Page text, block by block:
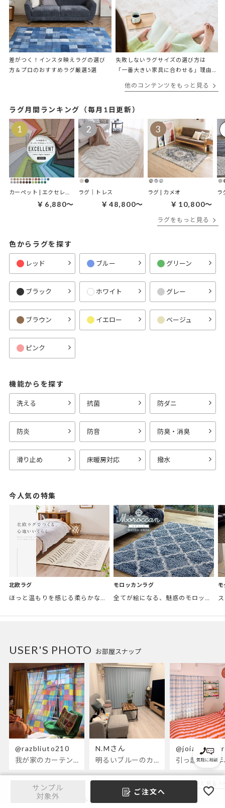
差がつく！インスタ映えラグの選び
方＆プロのおすすめラグ厳選5選
失敗しないラグサイズの選び方は
「一番大きい家具に合わせる」理由
他のコンテンツをもっと見る
ラグ月間ランキング（毎月1日更新）
￥6,880～
ラグ｜トレス
￥48,800～
ラグ | カメオ
￥10,800～
ラ
ラグをもっと見る
色からラグを探す
レッド ブルー グリーン
ブラック ホワイト グレー
ブラウン イエロー ベージュ
ピンク
機能からを探す
洗える 抗菌 防ダニ
防炎 防音 防臭・消臭
滑り止め 床暖房対応 撥水
今人気の特集
北欧ラグ
ほっと温もりを感じる柔らかな表情のものから、お部屋をぱっと明るくしているブライトカラーのアイテムまで幅広くご用意しました。
モロッカンラグ
お部屋スナップ
USER'S PHOTO
@razbliuto210
我が家のカーテンが新しくなりました🌼早起きが超絶苦手な私が、思わず朝カーテンを開けて光合成するようになったステンドグラスカーテン…！
N.Mさん
明るいブルーのカーテンで、部屋全体が明るく。白を基調とした部屋にぴったりです。
お部屋スナップをもっと見る >>
CONTACT
サンプル
対象外
ご注文へ